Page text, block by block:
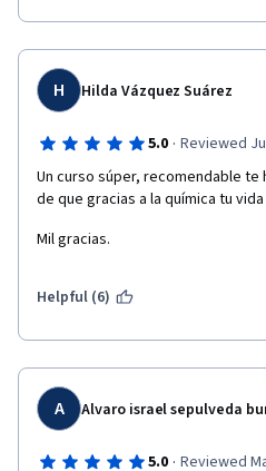
H Hilda Vázquez Suárez
5.0 · Reviewed
Un curso súper, recomendable
de que gracias a la química tu
Mil gracias.
Helpful (6)
A Alvaro israel sepulveda
5.0 · Reviewed